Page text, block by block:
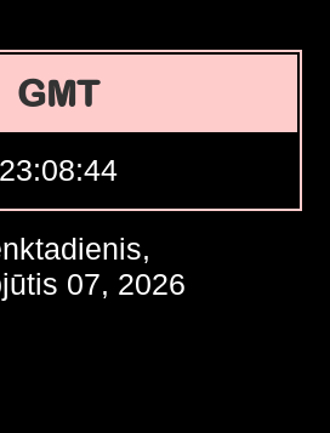
GMT
23:08:45
07, 2026